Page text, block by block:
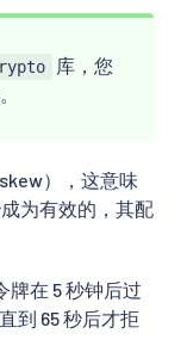
库，您
），这意味
为有效的，其配
牌在 5 秒钟后过
到 65 秒后才拒